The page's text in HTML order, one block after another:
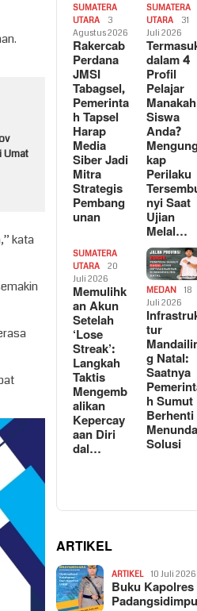
Umat
kata
SUMATERA
UTARA
3
Agustus 2026
Rakercab
Perdana
JMSI
Tabagsel,
Pemerinta
h Tapsel
Harap
Media
Siber Jadi
Mitra
Strategis
Pembang
unan
SUMATERA
UTARA
31
Juli 2026
dalam 4
Profil
Pelajar
Manakah
Siswa
Anda?
Mengung
kap
Perilaku
nyi Saat
Ujian
Melal…
SUMATERA
UTARA
20
Juli 2026
Memulihk
an Akun
Setelah
‘Lose
Streak’:
Langkah
Taktis
Mengemb
alikan
Kepercay
aan Diri
dal…
MEDAN
18
Juli 2026
tur
g Natal:
Saatnya
h Sumut
Berhenti
Menunda
Solusi
ARTIKEL
ARTIKEL 10 Juli 2026
Buku Kapolres